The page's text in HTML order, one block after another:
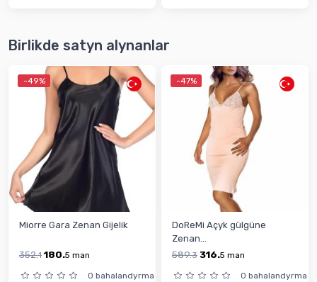
Birlikde satyn alynanlar
-49%
Miorre Gara Zenan Gijelik
352.1 180.5 man
0 bahalandyrma
-47%
DoReMi Açyk gülgüne
Zenan...
589.3 316.5 man
0 bahalandyrma